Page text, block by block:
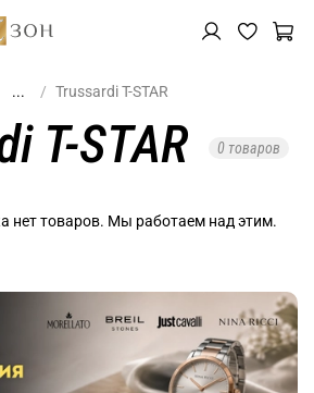
... Trussardi T-STAR
T-STAR 0 товаров
нет товаров. Мы работаем над этим.